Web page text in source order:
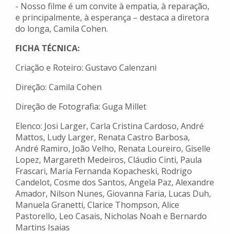
- Nosso filme é um convite à empatia, à reparação,
e principalmente, à esperança – destaca a diretora
do longa, Camila Cohen.
FICHA TÉCNICA:
Criação e Roteiro: Gustavo Calenzani
Direção: Camila Cohen
Direção de Fotografia: Guga Millet
Elenco: Josi Larger, Carla Cristina Cardoso, André
Mattos, Ludy Larger, Renata Castro Barbosa,
André Ramiro, João Velho, Renata Loureiro, Giselle
Lopez, Margareth Medeiros, Cláudio Cinti, Paula
Frascari, Maria Fernanda Kopacheski, Rodrigo
Candelot, Cosme dos Santos, Angela Paz, Alexandre
Amador, Nilson Nunes, Giovanna Faria, Lucas Duh,
Manuela Granetti, Clarice Thompson, Alice
Pastorello, Leo Casais, Nicholas Noah e Bernardo
Martins Isaias